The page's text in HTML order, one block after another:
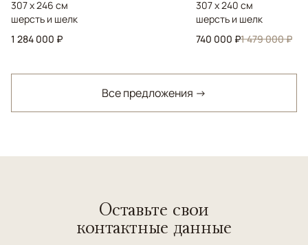
307 x 246 см
шерсть и шелк
1 284 000 ₽
307 x 240 см
шерсть и шелк
740 000 ₽1 479 000 ₽
Все предложения →
Оставьте свои
контактные данные